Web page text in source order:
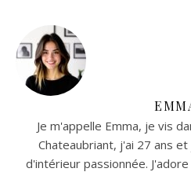
Je m'appelle Emma, je vis
Chateaubriant, j'ai 27 ans
d'intérieur passionnée.